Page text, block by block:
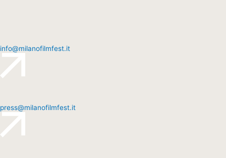
info@milanofilmfest.it
press@milanofilmfest.it